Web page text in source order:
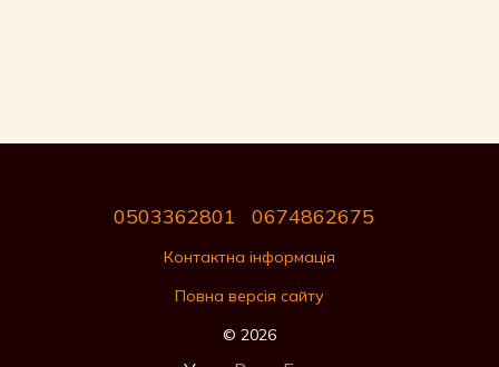
0503362801 0674862675
Контактна інформація
Повна версія сайту
© 2026